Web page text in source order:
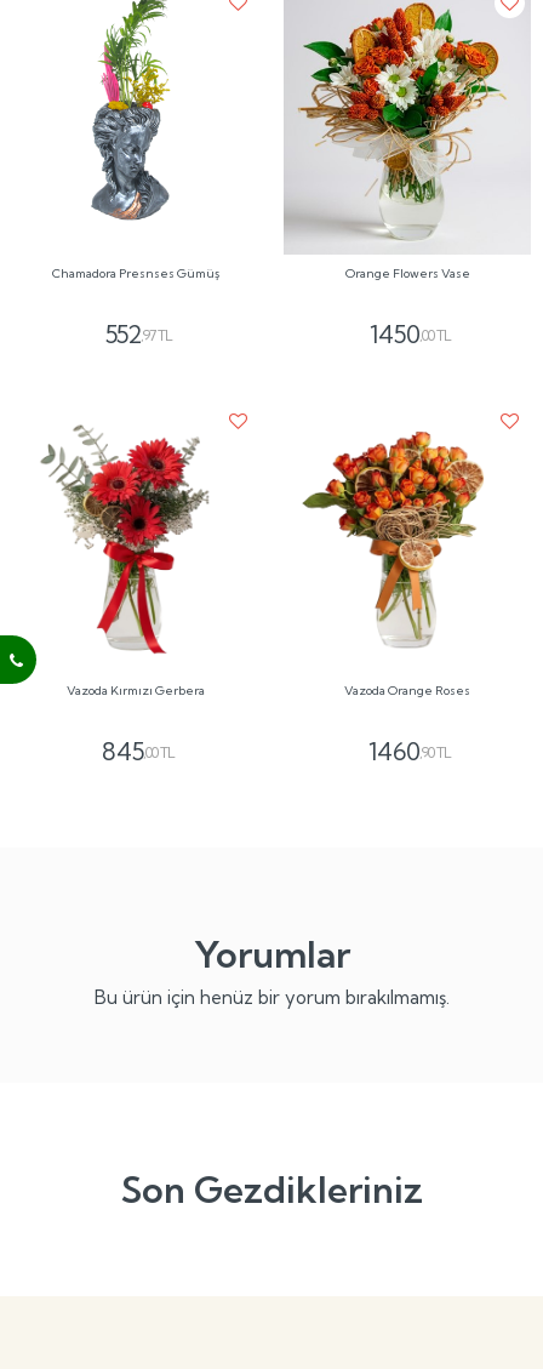
Chamadora Presnses Gümüş
552,97 TL
Orange Flowers Vase
1450,00 TL
Vazoda Kırmızı Gerbera
845,00 TL
Vazoda Orange Roses
1460,90 TL
Yorumlar
Bu ürün için henüz bir yorum bırakılmamış.
Son Gezdikleriniz